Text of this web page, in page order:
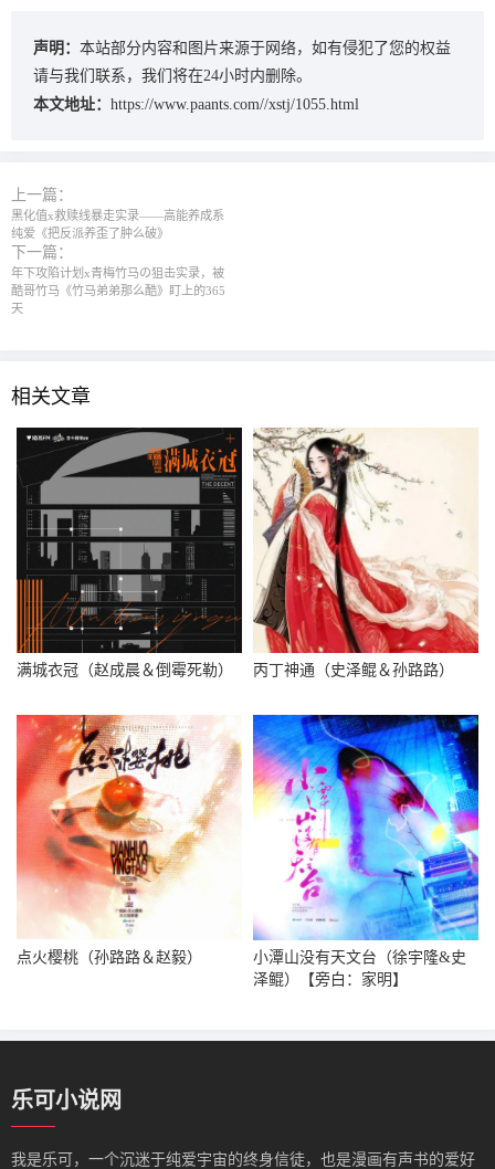
声明： 本站部分内容和图片来源于网络，如有侵犯了您的权益
请与我们联系，我们将在24小时内删除。
本文地址： https://www.paants.com//xstj/1055.html
上一篇：
黑化值x救赎线暴走实录——高能养成系
纯爱《把反派养歪了肿么破》
下一篇：
年下攻陷计划x青梅竹马の狙击实录，被
酷哥竹马《竹马弟弟那么酷》盯上的365
天
相关文章
满城衣冠（赵成晨＆倒霉死勒） 丙丁神通（史泽鲲＆孙路路）
点火樱桃（孙路路＆赵毅）
小潭山没有天文台（徐宇隆&史
泽鲲）【旁白：家明】
乐可小说网
我是‌乐可，一个沉迷于纯爱宇宙的终身信徒，也是漫画有声书的爱好